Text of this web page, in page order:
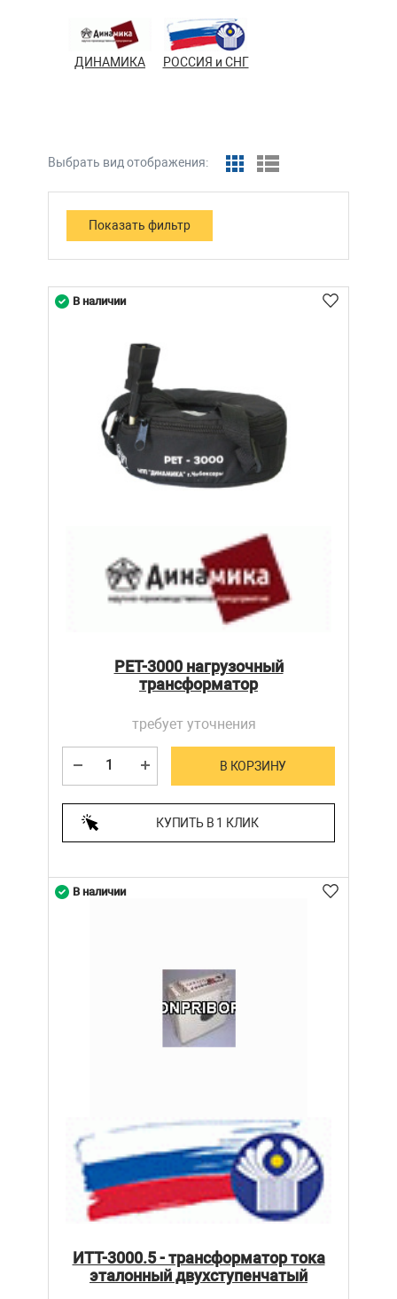
ДИНАМИКА РОССИЯ и СНГ
Выбрать вид отображения:
РЕТ-3000 нагрузочный
трансформатор
требует уточнения
В КОРЗИНУ
КУПИТЬ В 1 КЛИК
В наличии
ИТТ-3000.5 - трансформатор тока
эталонный двухступенчатый
В наличии